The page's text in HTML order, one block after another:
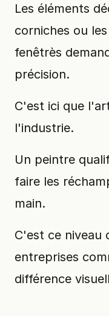
Les éléments
corniches ou
fenêtrès
précision.
C'est ici que
l'industrie.
Un peintre
faire les
main.
C'est ce niveau
entreprises
différence